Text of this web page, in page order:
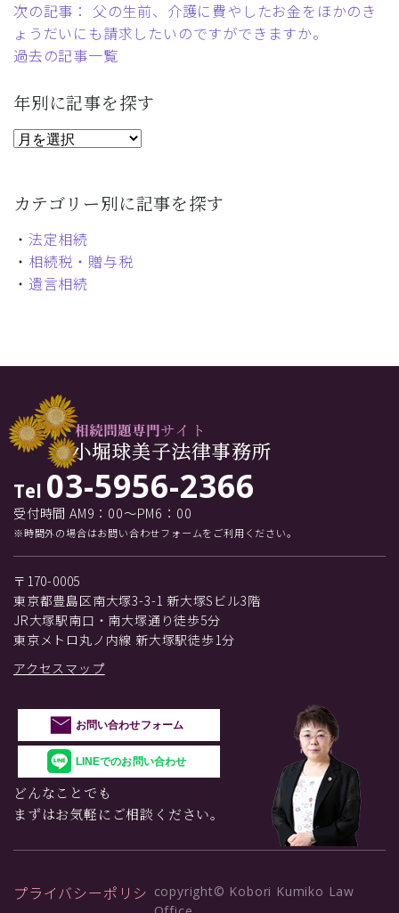
次の記事： 父の生前、介護に費やしたお金をほかのき
ょうだいにも請求したいのですができますか。
過去の記事一覧
年別に記事を探す
カテゴリー別に記事を探す
・ 法定相続
・ 相続税・贈与税
・ 遺言相続
Tel 03-5956-2366
受付時間 AM9：00～PM6：00
※時間外の場合はお問い合わせフォームをご利用ください。
〒170-0005
東京都豊島区南大塚3-3-1 新大塚Sビル3階
JR大塚駅南口・南大塚通り徒歩5分
東京メトロ丸ノ内線 新大塚駅徒歩1分
アクセスマップ
お問い合わせフォーム
LINEでのお問い合わせ
どんなことでも
まずはお気軽にご相談ください。
プライバシーポリシ copyright© Kobori Kumiko Law